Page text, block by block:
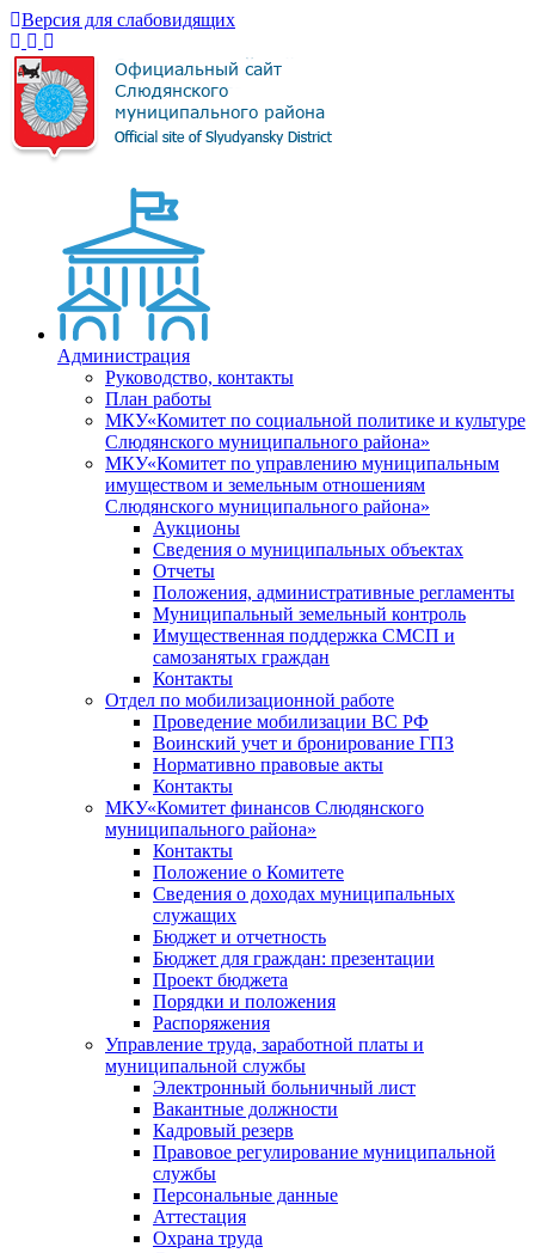
Версия для слабовидящих
Администрация
Руководство, контакты
План работы
МКУ«Комитет по социальной политике и культуре
Слюдянского муниципального района»
МКУ«Комитет по управлению муниципальным
имуществом и земельным отношениям
Слюдянского муниципального района»
Аукционы
Сведения о муниципальных объектах
Отчеты
Положения, административные регламенты
Муниципальный земельный контроль
Имущественная поддержка СМСП и
самозанятых граждан
Контакты
Отдел по мобилизационной работе
Проведение мобилизации ВС РФ
Воинский учет и бронирование ГПЗ
Нормативно правовые акты
Контакты
МКУ«Комитет финансов Слюдянского
муниципального района»
Контакты
Положение о Комитете
Сведения о доходах муниципальных
служащих
Бюджет и отчетность
Бюджет для граждан: презентации
Проект бюджета
Порядки и положения
Распоряжения
Управление труда, заработной платы и
муниципальной службы
Электронный больничный лист
Вакантные должности
Кадровый резерв
Правовое регулирование муниципальной
службы
Персональные данные
Аттестация
Охрана труда